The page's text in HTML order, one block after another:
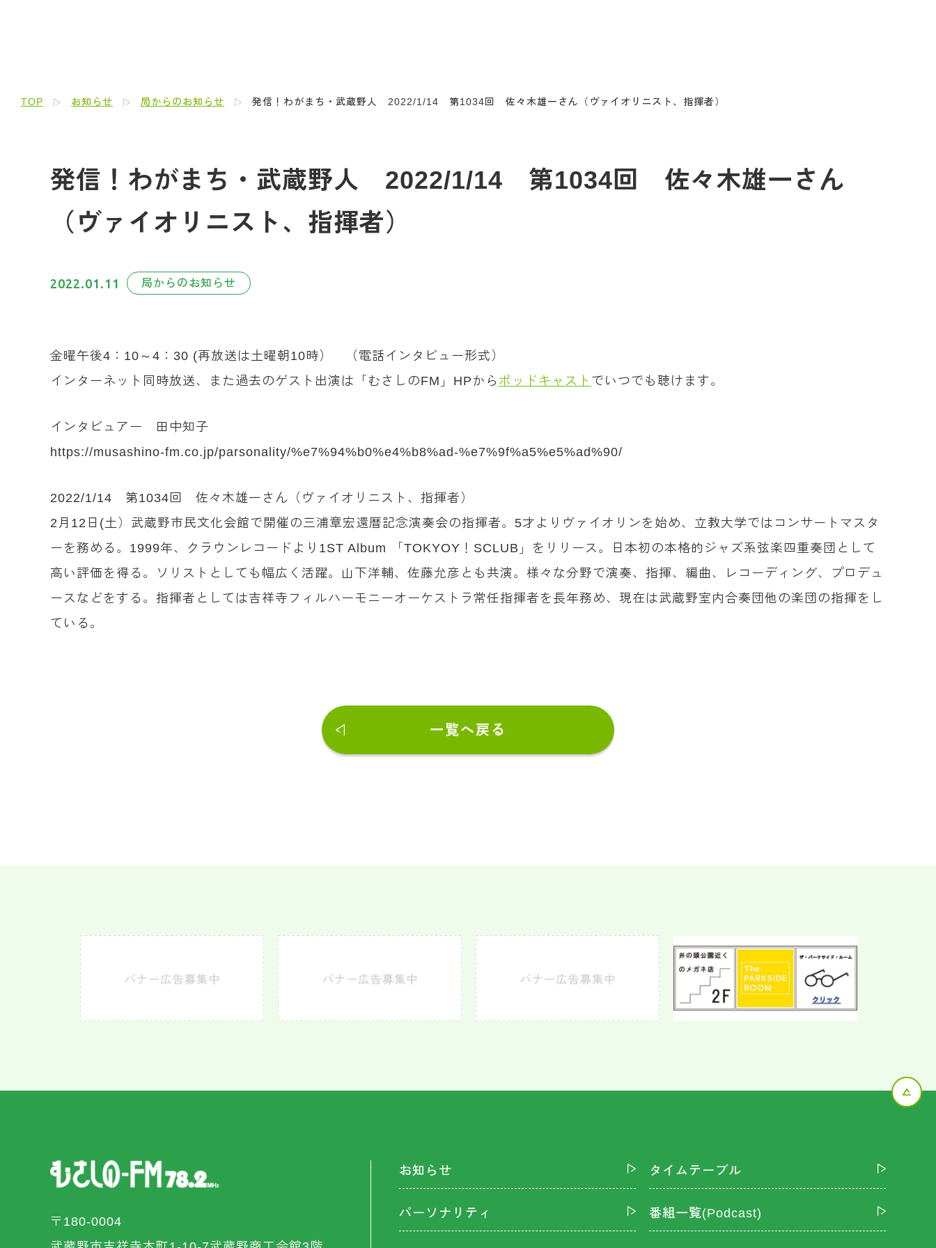
TOP お知らせ 局からのお知らせ 発信！わがまち・武蔵野人 2022/1/14 第1034回 佐々木雄一さん（ヴァイオリニスト、指揮者）
発信！わがまち・武蔵野人 2022/1/14 第1034回 佐々木雄一さん
（ヴァイオリニスト、指揮者）
2022.01.11 局からのお知らせ
金曜午後4：10～4：30 (再放送は土曜朝10時） （電話インタビュー形式）
インターネット同時放送、また過去のゲスト出演は「むさしのFM」HPから ポッドキャスト でいつでも聴けます。
インタビュアー 田中知子
https://musashino-fm.co.jp/parsonality/%e7%94%b0%e4%b8%ad-%e7%9f%a5%e5%ad%90/
2022/1/14 第1034回 佐々木雄一さん（ヴァイオリニスト、指揮者）
2月12日(土）武蔵野市民文化会館で開催の三浦章宏還暦記念演奏会の指揮者。5才よりヴァイオリンを始め、立教大学ではコンサートマスタ
ーを務める。1999年、クラウンレコードより1ST Album 「TOKYOY！SCLUB」をリリース。日本初の本格的ジャズ系弦楽四重奏団として
高い評価を得る。ソリストとしても幅広く活躍。山下洋輔、佐藤允彦とも共演。様々な分野で演奏、指揮、編曲、レコーディング、プロデュ
ースなどをする。指揮者としては吉祥寺フィルハーモニーオーケストラ常任指揮者を長年務め、現在は武蔵野室内合奏団他の楽団の指揮をし
ている。
一覧へ戻る
〒180-0004
お知らせ タイムテーブル
パーソナリティ 番組一覧(Podcast)